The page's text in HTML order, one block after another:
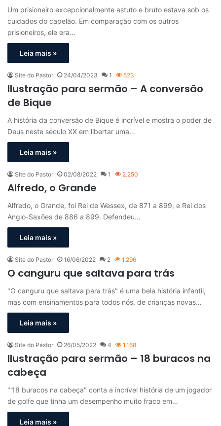
Um prisioneiro excepcionalmente astuto e bruto estava sob os
cuidados do capelão. Em comparação com os outros
prisioneiros, ele era…
Leia mais »
Site do Pastor 24/04/2023 1 523
Ilustração para sermão – A conversão
de Bique
A história da conversão de Bique é incrível e mostra o poder de
Deus neste século XX em libertar uma…
Leia mais »
Site do Pastor 02/08/2022 1 2.250
Alfredo, o Grande
Alfredo, o Grande, foi Rei de Wessex, de 871 a 899, e Rei dos
Anglo-Saxões de 886 a 899. Defendeu…
Leia mais »
Site do Pastor 16/06/2022 2 1.296
O canguru que saltava para trás
"O canguru que saltava para trás" é uma bela história infantil,
mas com ensinamentos para todos nós, de crianças novas…
Leia mais »
Site do Pastor 26/05/2022 4 1.168
Ilustração para sermão – 18 buracos na
cabeça
"'18 buracos na cabeça" conta a incrível história de um jogador
de golfe que tinha um desempenho muito fraco em…
Leia mais »